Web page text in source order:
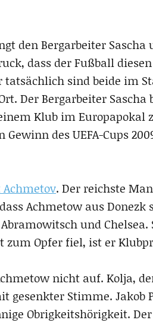
den Bergarbeiter
dass der Fußball
tatsächlich sind beide im
Der Bergarbeiter
Klub im Europapokal
Gewinn des UEFA-Cups
Achmetov. Der reichste
Achmetow aus
und
zum Opfer fiel, ist er
nicht auf. Kolja,
Stimme. Jakob
Obrigkeitshörigkeit.